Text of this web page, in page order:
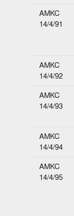
AMKC
14/4/91
AMKC
14/4/92
AMKC
14/4/93
AMKC
14/4/94
AMKC
14/4/95